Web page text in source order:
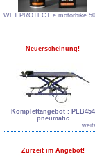
WET.PROTECT e∙motorbike
Neuerscheinung!
Komplettangebot : PLB454
pneumatic
Zurzeit im Angebot!